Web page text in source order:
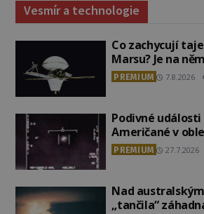
Vesmír a technologie
Co zachycují
Marsu? Je na
PREMIUM 7.8.2026
Podivné události
Američané v
PREMIUM 27.7.2026
Nad
„tančila“